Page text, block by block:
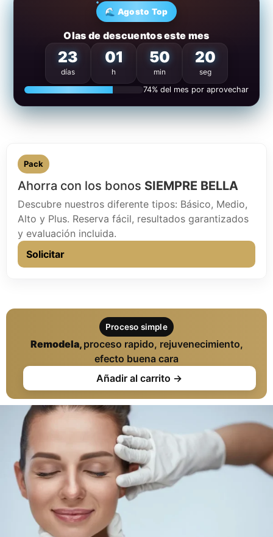
🌊 Agosto Top
Olas de descuentos este mes
23
días
01
h
50
min
19
seg
74% del mes por aprovechar
Pack
Ahorra con los bonos SIEMPRE BELLA
Descubre nuestros diferente tipos: Básico, Medio,
Alto y Plus. Reserva fácil, resultados garantizados
y evaluación incluida.
Solicitar
Proceso simple
Remodela, proceso rapido, rejuvenecimiento,
efecto buena cara
Añadir al carrito →